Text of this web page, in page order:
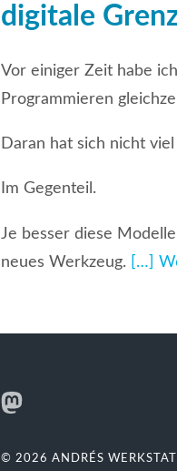
digitale
Vor einiger Zeit habe
Programmieren
Daran hat sich nicht
Im Gegenteil.
Je besser diese
neues Werkzeug. […]
© 2026 ANDRÉS